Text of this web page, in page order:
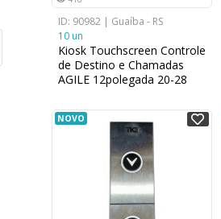
ID: 90982 | Guaíba - RS
10 un
Kiosk Touchscreen Controle
de Destino e Chamadas
AGILE 12polegada 20-28
NOVO